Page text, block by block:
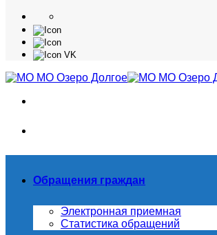
Обращения граждан
Электронная приемная
Статистика обращений